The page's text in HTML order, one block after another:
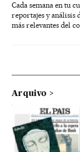
Cada semana en tu
reportajes y análisis
más relevantes del
Arquivo